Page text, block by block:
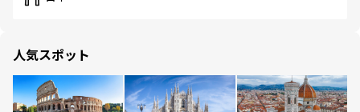
人気スポット